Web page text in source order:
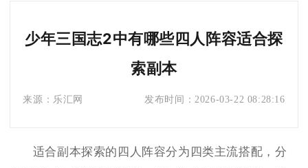
少年三国志2中有哪些四人阵容适合探
索副本
来源： 乐汇网 发布时间： 2026-03-22 08:28:16
适合副本探索的四人阵容分为四类主流搭配，分